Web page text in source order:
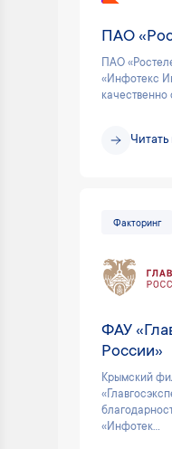
ПАО
ПАО
«Инфотекс
качественно
Факторинг
ФАУ
России»
Крымский
«Инфотек...